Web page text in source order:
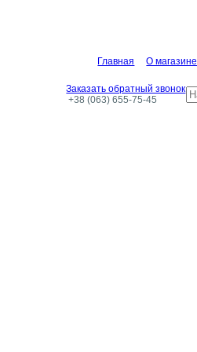
Главная О магазине
Заказать обратный звонок
+38 (063) 655-75-45